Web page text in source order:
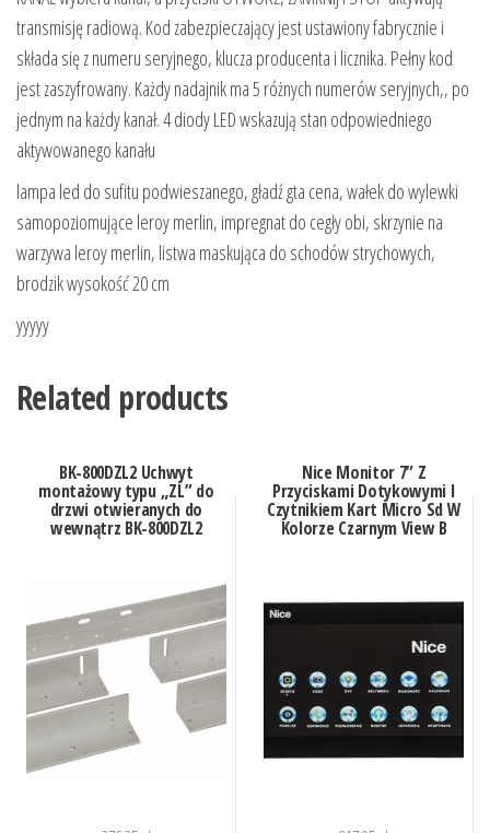
transmisję radiową. Kod zabezpieczający jest ustawiony fabrycznie i
składa się z numeru seryjnego, klucza producenta i licznika. Pełny kod
jest zaszyfrowany. Każdy nadajnik ma 5 różnych numerów seryjnych,, po
jednym na każdy kanał. 4 diody LED wskazują stan odpowiedniego
aktywowanego kanału
lampa led do sufitu podwieszanego, gładź gta cena, wałek do wylewki
samopoziomujące leroy merlin, impregnat do cegły obi, skrzynie na
warzywa leroy merlin, listwa maskująca do schodów strychowych,
brodzik wysokość 20 cm
yyyyy
Related products
BK-800DZL2 Uchwyt
montażowy typu „ZL” do
drzwi otwieranych do
wewnątrz BK-800DZL2
Nice Monitor 7” Z
Przyciskami Dotykowymi I
Czytnikiem Kart Micro Sd W
Kolorze Czarnym View B